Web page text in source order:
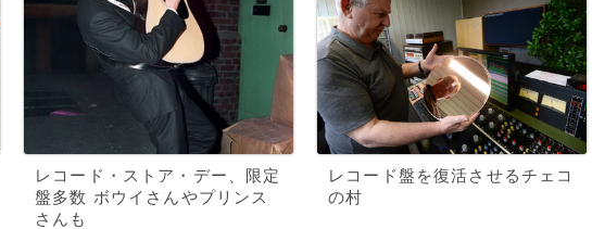
レコード・ストア・デー、限定
盤多数 ボウイさんやプリンス
さんも
レコード盤を復活させるチェコ
の村